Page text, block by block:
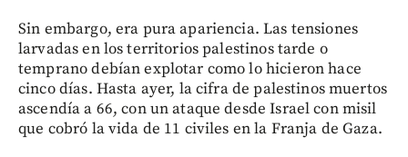
Sin embargo, era pura apariencia. Las tensiones
larvadas en los territorios palestinos tarde o
temprano debían explotar como lo hicieron hace
cinco días. Hasta ayer, la cifra de palestinos muertos
ascendía a 66, con un ataque desde Israel con misil
que cobró la vida de 11 civiles en la Franja de Gaza.